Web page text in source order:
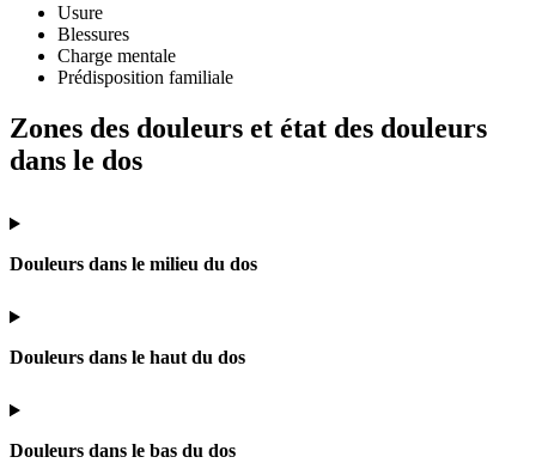
Usure
Blessures
Charge mentale
Prédisposition familiale
Zones des douleurs et état des douleurs
dans le dos
Douleurs dans le milieu du dos
Douleurs dans le haut du dos
Douleurs dans le bas du dos